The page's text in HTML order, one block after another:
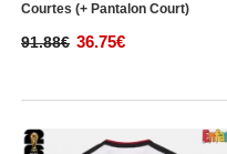
Courtes (+ Pantalon Court)
91.88€ 36.75€